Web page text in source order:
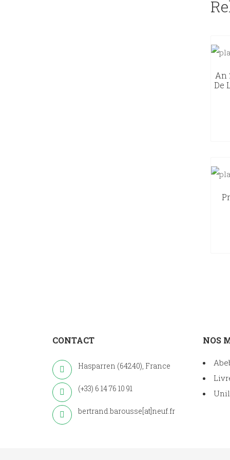
An
De
CONTACT
Hasparren (64240), France
(+33) 6 14 76 10 91
bertrand.barousse[at]neuf.fr
NOS